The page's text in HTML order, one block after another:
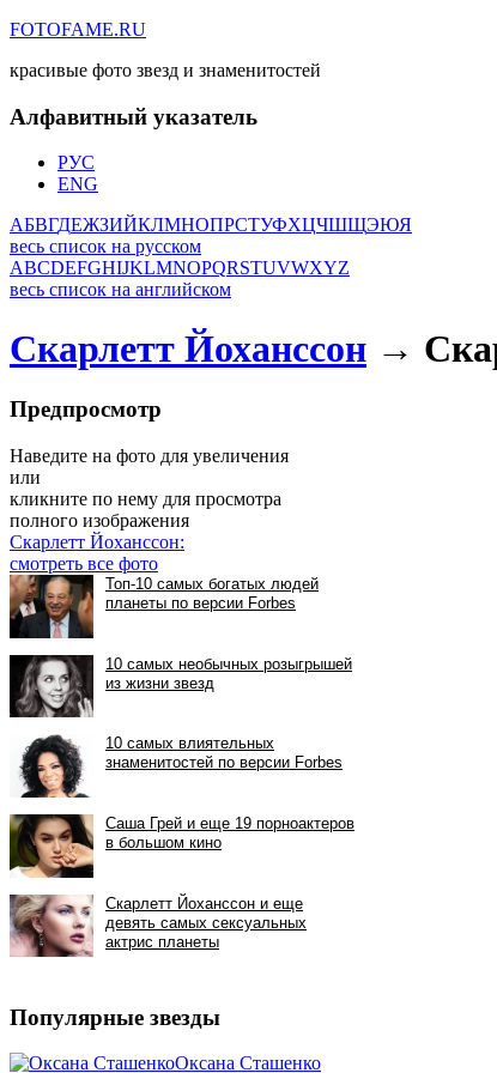
FOTOFAME.RU
красивые фото звезд и знаменитостей
Алфавитный указатель
РУС
ENG
АБВГДЕЖЗИЙКЛМНОПРСТУФХЦЧШЩЭЮЯ
весь список на русском
ABCDEFGHIJKLMNOPQRSTUVWXYZ
весь список на английском
Скарлетт Йоханссон →
Предпросмотр
Наведите на фото для увеличения
или
кликните по нему для просмотра
полного изображения
Скарлетт Йоханссон:
смотреть все фото
Популярные звезды
Оксана Сташенко